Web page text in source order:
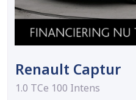
Renault Captur
1.0 TCe 100 Intens